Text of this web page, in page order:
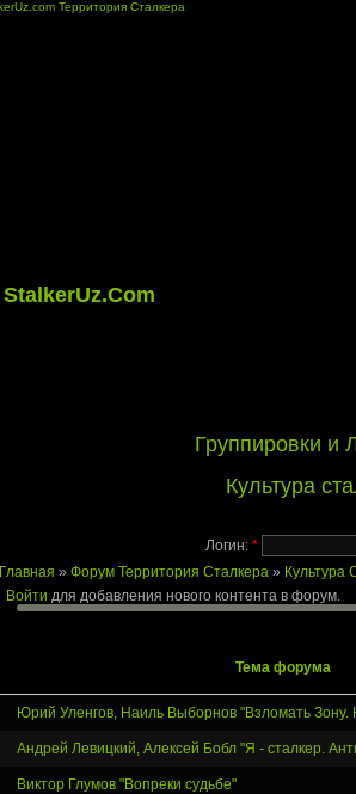
StalkerUz.Com
Группировки и
Культура
Логин: *
Главная » Форум Территория Сталкера » Культура
Войти для добавления нового контента в форум.
Тема форума
Юрий Уленгов, Наиль Выборнов "Взломать Зону.
Андрей Левицкий, Алексей Бобл "Я - сталкер.
Виктор Глумов "Вопреки судьбе"